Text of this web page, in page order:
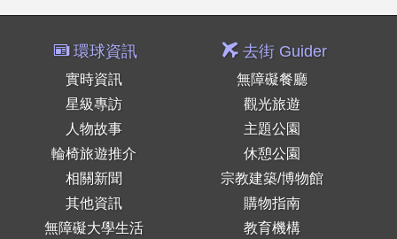
環球資訊
實時資訊
星級專訪
人物故事
輪椅旅遊推介
相關新聞
其他資訊
無障礙大學生活
去街 Guider
無障礙餐廳
觀光旅遊
主題公園
休憩公園
宗教建築/博物館
購物指南
教育機構